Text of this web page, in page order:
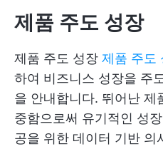
제품 주도 성장
제품 주도 성장 제품 주도
하여 비즈니스 성장을 주
을 안내합니다. 뛰어난 제
중함으로써 유기적인 성
공을 위한 데이터 기반 의